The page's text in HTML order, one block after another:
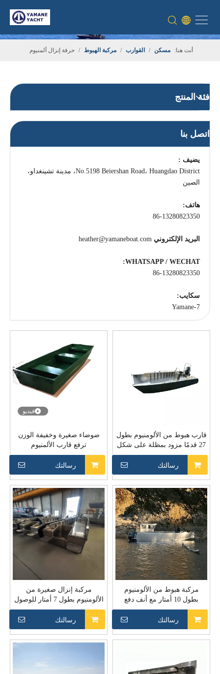
أنت هنا: مسكن / القوارب / مركبة الهبوط / حرفة إنزال ألمنيوم
فئة المنتج
اتصل بنا
يضيف :
No.5198 Beiershan Road، Huangdao District، مدينة تشينغداو،
الصين
هاتف:
86-13280823350
البريد الإلكتروني heather@yamaneboat.com
WHATSAPP / WECHAT:
86-13280823350
سكايب:
Yamane-7
قارب هبوط من الألومنيوم بطول
27 قدمًا مزود بمظلة على شكل
حرف T لكندا
رسالتك
فيديو
ضوضاء صغيرة وخفيفة الوزن
ترفع قارب الألمنيوم
رسالتك
مركبة هبوط من الألومنيوم
بطول 10 أمتار مع أنف دفع
مطاطي ثقيل
رسالتك
مركبة إنزال صغيرة من
الألومنيوم بطول 7 أمتار للوصول
إلى المياه الضحلة على الشاطئ
رسالتك